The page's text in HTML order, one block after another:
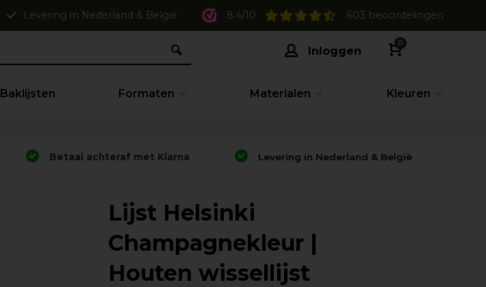
Levering in Nederland & België 8.4/10 603 beoordelingen
Inloggen
0
Baklijsten Formaten Materialen Kleuren
Betaal achteraf met Klarna Levering in Nederland & België
Lijst Helsinki
Champagnekleur |
Houten wissellijst